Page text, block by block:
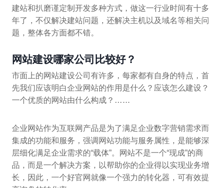
建站和扒磨谨定制开发多种方式，做这一行业时间有十多
年了，不仅解决建站问题，还解决主机以及域名等相关问
题，整体各方面都不错。
网站建设哪家公司比较好？
市面上的网站建设公司有许多，每家都有自身的特点，首
先我们应该明白企业网站的作用是什么？应该怎么建设？
一个优质的网站由什么构成？……
企业网站作为互联网产品是为了满足企业数字营销需求而
集成的功能和服务，强调网站功能与服务属性，是能够深
层细化满足企业需求的“载体”。网站不是一个“现成”的商
品，而是一个解决方案，以帮助你的企业得以实现业务增
长，因此，一个好官网就像一个强力的转化器，可有效提